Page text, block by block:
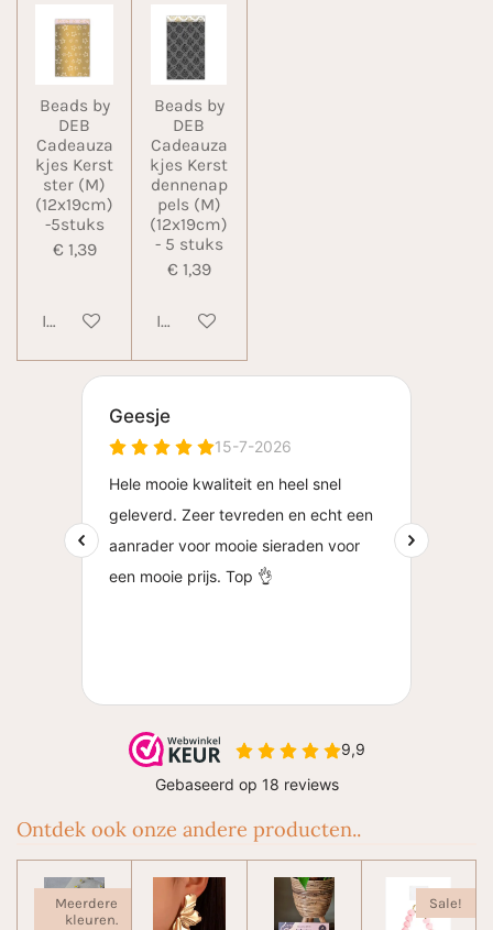
Beads by
DEB
Cadeauza
kjes Kerst
ster (M)
(12x19cm)
-5stuks
€ 1,39
In winkelwagen
Beads by
DEB
Cadeauza
kjes Kerst
dennenap
pels (M)
(12x19cm)
- 5 stuks
€ 1,39
In winkelwagen
Ontdek ook onze andere producten..
Meerdere
kleuren.
Sale!